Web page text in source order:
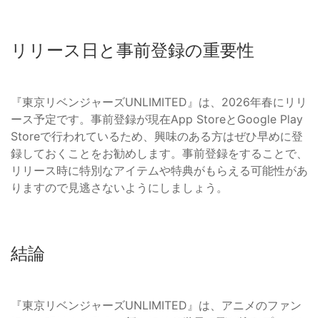
リリース日と事前登録の重要性
『東京リベンジャーズUNLIMITED』は、2026年春にリリ
ース予定です。事前登録が現在App StoreとGoogle Play
Storeで行われているため、興味のある方はぜひ早めに登
録しておくことをお勧めします。事前登録をすることで、
リリース時に特別なアイテムや特典がもらえる可能性があ
りますので見逃さないようにしましょう。
結論
『東京リベンジャーズUNLIMITED』は、アニメのファン